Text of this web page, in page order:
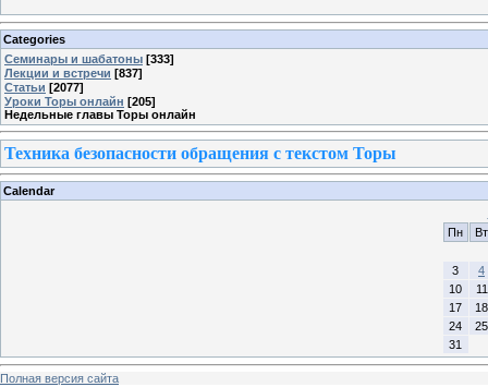
Categories
Семинары и шабатоны [333]
Лекции и встречи [837]
Статьи [2077]
Уроки Торы онлайн [205]
Недельные главы Торы онлайн
Техника безопасности обращения с текстом Торы
Calendar
Пн
Вт
3
4
10
11
17
18
24
25
31
Полная версия сайта